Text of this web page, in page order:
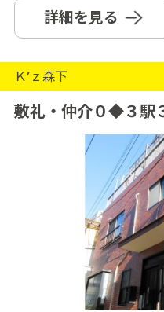
詳細を見る
Ｋ’ｚ森下
敷礼・仲介０◆３駅